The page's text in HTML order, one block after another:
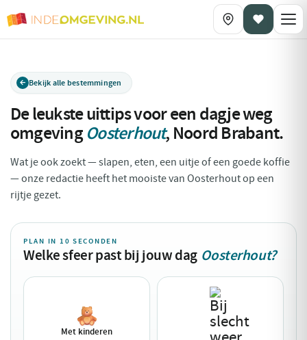
Bekijk alle bestemmingen
De leukste uittips voor een dagje weg
omgevingOosterhout, Noord Brabant.
Wat je ook zoekt — slapen, eten, een uitje of een goede koffie
— onze redactie heeft het mooiste van Oosterhout op een
rijtje gezet.
PLAN IN 10 SECONDEN
Welke sfeer past bij jouw dag Oosterhout?
Met kinderen